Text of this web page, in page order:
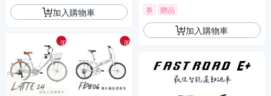
加入購物車 券 贈品
加入購物車